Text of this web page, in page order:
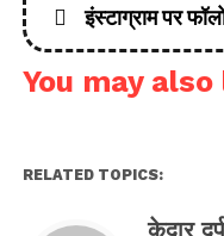
इंस्टाग्राम पर
You may also
RELATED TOPICS:
केदार